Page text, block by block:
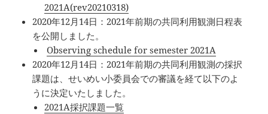
2021A(rev20210318)
2020年12月14日：2021年前期の共同利用観測日程表
を公開しました。
Observing schedule for semester 2021A
2020年12月14日：2021年前期の共同利用観測の採択
課題は、せいめい小委員会での審議を経て以下のよ
うに決定いたしました。
2021A採択課題一覧